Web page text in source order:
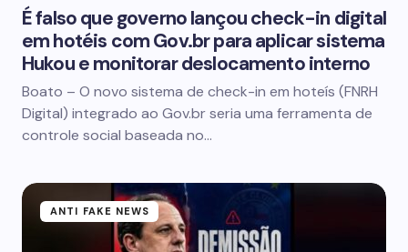
É falso que governo lançou check-in digital
em hotéis com Gov.br para aplicar sistema
Hukou e monitorar deslocamento interno
Boato – O novo sistema de check-in em hoteís (FNRH
Digital) integrado ao Gov.br seria uma ferramenta de
controle social baseada no…
ANTI FAKE NEWS